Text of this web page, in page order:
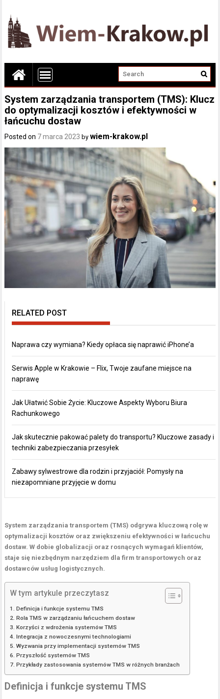
System zarządzania transportem (TMS): Klucz
do optymalizacji kosztów i efektywności w
łańcuchu dostaw
Posted on 7 marca 2023 bywiem-krakow.pl
RELATED POST
Naprawa czy wymiana? Kiedy opłaca się naprawić iPhone’a
Serwis Apple w Krakowie – Flix, Twoje zaufane miejsce na
naprawę
Jak Ułatwić Sobie Życie: Kluczowe Aspekty Wyboru Biura
Rachunkowego
Jak skutecznie pakować palety do transportu? Kluczowe zasady i
techniki zabezpieczania przesyłek
Zabawy sylwestrowe dla rodzin i przyjaciół: Pomysły na
niezapomniane przyjęcie w domu
System zarządzania transportem (TMS) odgrywa kluczową rolę w
optymalizacji kosztów oraz zwiększeniu efektywności w łańcuchu
dostaw. W dobie globalizacji oraz rosnących wymagań klientów,
staje się niezbędnym narzędziem dla firm transportowych oraz
dostawców usług logistycznych.
W tym artykule przeczytasz
Definicja i funkcje systemu TMS
Rola TMS w zarządzaniu łańcuchem dostaw
Korzyści z wdrożenia systemów TMS
Integracja z nowoczesnymi technologiami
Wyzwania przy implementacji systemów TMS
Przyszłość systemów TMS
Przykłady zastosowania systemów TMS w różnych branżach
Definicja i funkcje systemu TMS